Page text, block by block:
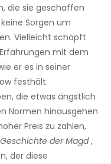
die sie geschaffen
Sorgen um
Vielleicht schöpft
mit dem
er es in seiner
festhält.
die etwas ängstlich
Normen hinausgehen
Preis zu zahlen,
der Magd,
der diese